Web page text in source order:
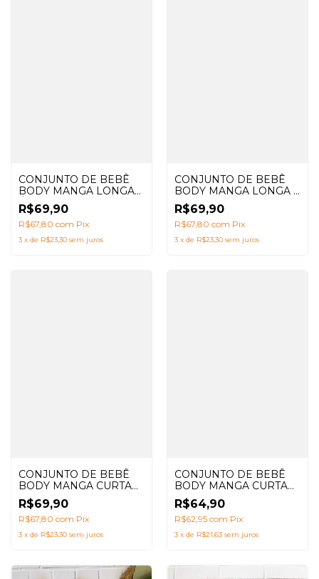
CONJUNTO DE BEBÊ
BODY MANGA LONGA
ÁGUA VIVA MENINO
AZUL MARINHO +
CALÇA SARUEL PEIXES
R$69,90
R$67,80 com Pix
3 x de R$23,30 sem juros
CONJUNTO DE BEBÊ
BODY MANGA LONGA +
CALÇA SARUEL COM
ESTAMPA DONUTS
R$69,90
R$67,80 com Pix
3 x de R$23,30 sem juros
CONJUNTO DE BEBÊ
BODY MANGA CURTA
PRETO + SHORTS
SPLASH E BABADOR
R$69,90
R$67,80 com Pix
3 x de R$23,30 sem juros
CONJUNTO DE BEBÊ
BODY MANGA CURTA
SEMENTES + SHORTS
PRETO LISO
R$64,90
R$62,95 com Pix
3 x de R$21,63 sem juros